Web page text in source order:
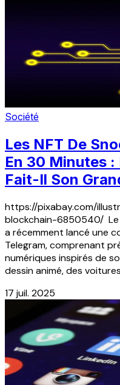
Société
Les NFT De
En 30 Minutes :
Fait-Il Son
https://pixabay.com/
blockchain-6850540/ Le
a récemment lancé une
Telegram, comprenant
numériques inspirés de
dessin animé, des
17 juil. 2025